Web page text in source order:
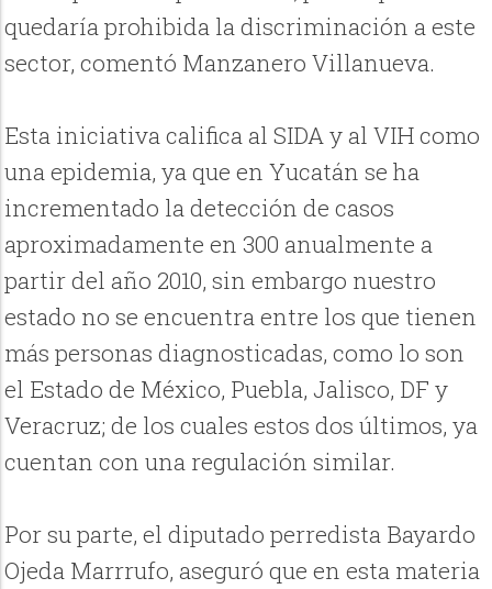
quedaría prohibida la discriminación a este
sector, comentó Manzanero Villanueva.
Esta iniciativa califica al SIDA y al VIH como
una epidemia, ya que en Yucatán se ha
incrementado la detección de casos
aproximadamente en 300 anualmente a
partir del año 2010, sin embargo nuestro
estado no se encuentra entre los que tienen
más personas diagnosticadas, como lo son
el Estado de México, Puebla, Jalisco, DF y
Veracruz; de los cuales estos dos últimos, ya
cuentan con una regulación similar.
Por su parte, el diputado perredista Bayardo
Ojeda Marrrufo, aseguró que en esta materia